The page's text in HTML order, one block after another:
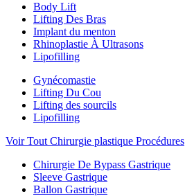
Body Lift
Lifting Des Bras
Implant du menton
Rhinoplastie À Ultrasons
Lipofilling
Gynécomastie
Lifting Du Cou
Lifting des sourcils
Lipofilling
Voir Tout Chirurgie plastique Procédures
Chirurgie De Bypass Gastrique
Sleeve Gastrique
Ballon Gastrique